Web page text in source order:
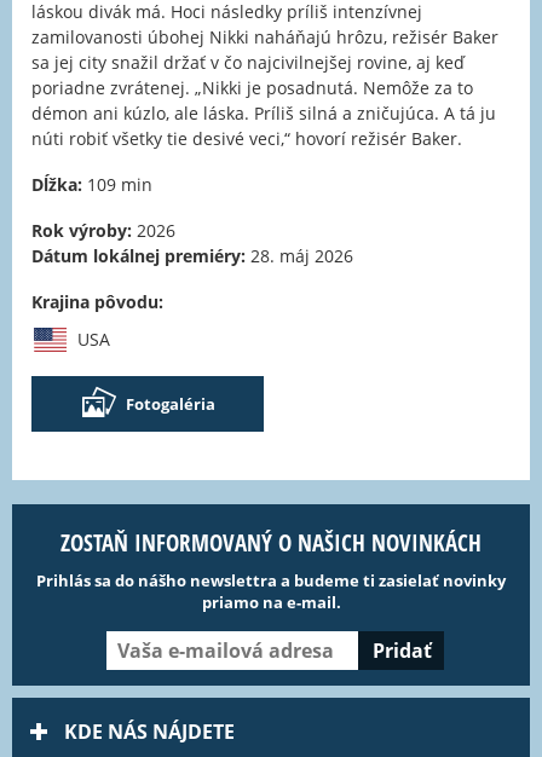
láskou divák má. Hoci následky príliš intenzívnej
zamilovanosti úbohej Nikki naháňajú hrôzu, režisér Baker
sa jej city snažil držať v čo najcivilnejšej rovine, aj keď
poriadne zvrátenej. „Nikki je posadnutá. Nemôže za to
démon ani kúzlo, ale láska. Príliš silná a zničujúca. A tá ju
núti robiť všetky tie desivé veci,“ hovorí režisér Baker.
Dĺžka: 109 min
Rok výroby: 2026
Dátum lokálnej premiéry: 28. máj 2026
Krajina pôvodu:
USA
Fotogaléria
ZOSTAŇ INFORMOVANÝ O NAŠICH NOVINKÁCH
Prihlás sa do nášho newslettra a budeme ti zasielať novinky
priamo na e-mail.
KDE NÁS NÁJDETE